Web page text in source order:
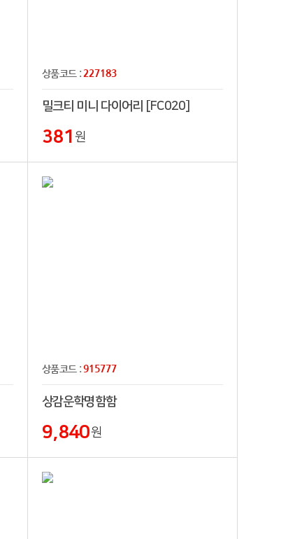
상품코드 :227183
밀크티 미니 다이어리 [FC020]
381 원
상품코드 :915777
상감운학명함함
9,840원